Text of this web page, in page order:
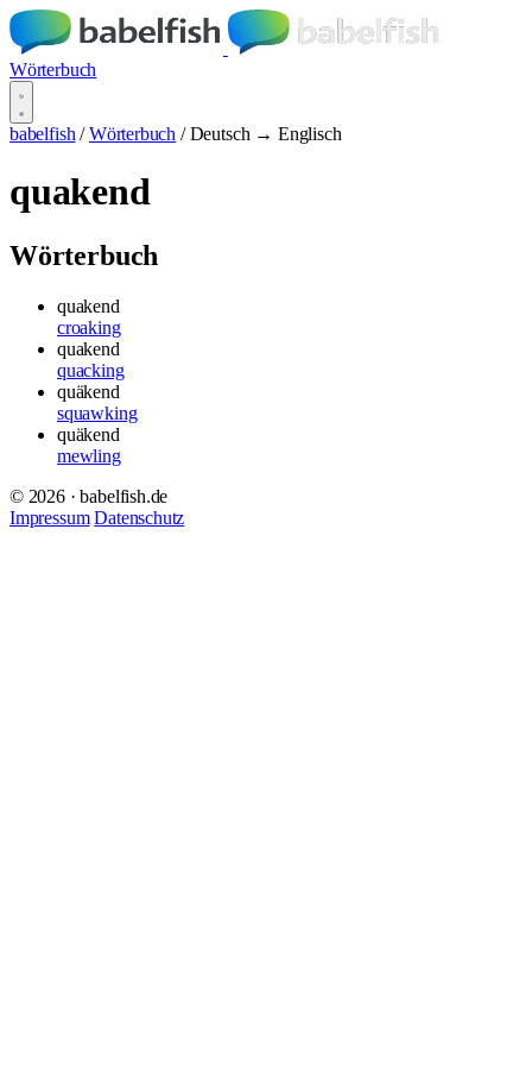
Wörterbuch
babelfish / Wörterbuch / Deutsch → Englisch
quakend
Wörterbuch
quakend
croaking
quakend
quacking
quäkend
squawking
quäkend
mewling
© 2026 · babelfish.de
Impressum Datenschutz